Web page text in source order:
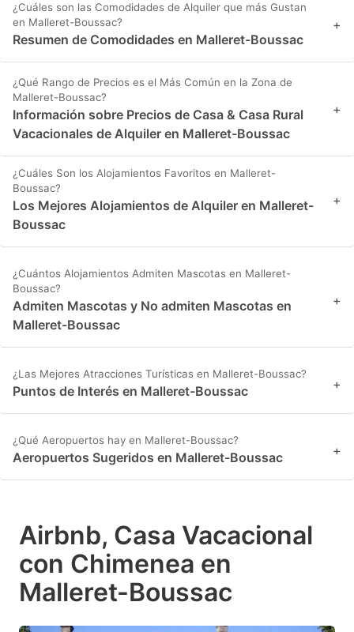
¿Cuáles son las Comodidades de Alquiler que más Gustan
en Malleret-Boussac?
Resumen de Comodidades en Malleret-Boussac
+
¿Qué Rango de Precios es el Más Común en la Zona de
Malleret-Boussac?
Información sobre Precios de Casa & Casa Rural
Vacacionales de Alquiler en Malleret-Boussac
+
¿Cuáles Son los Alojamientos Favoritos en Malleret-
Boussac?
Los Mejores Alojamientos de Alquiler en Malleret-
Boussac
+
¿Cuántos Alojamientos Admiten Mascotas en Malleret-
Boussac?
Admiten Mascotas y No admiten Mascotas en
Malleret-Boussac
+
¿Las Mejores Atracciones Turísticas en Malleret-Boussac?
Puntos de Interés en Malleret-Boussac +
¿Qué Aeropuertos hay en Malleret-Boussac?
Aeropuertos Sugeridos en Malleret-Boussac +
Airbnb, Casa Vacacional
con Chimenea en
Malleret-Boussac